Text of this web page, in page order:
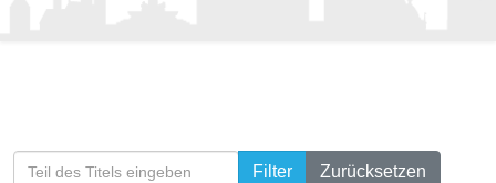
Teil des Titels eingeben Filter Zurücksetzen